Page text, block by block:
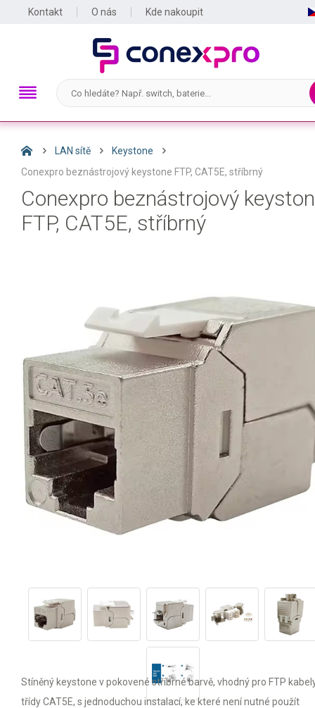
Kontakt O nás Kde nakoupit
LAN sítě
Keystone
Conexpro beznástrojový keystone FTP, CAT5E, stříbrný
Conexpro beznástrojový
FTP, CAT5E, stříbrný
Stíněný keystone v pokovené stříbrné barvě, vhodný pro FTP
třídy CAT5E, s jednoduchou instalací, ke které není nutné použít